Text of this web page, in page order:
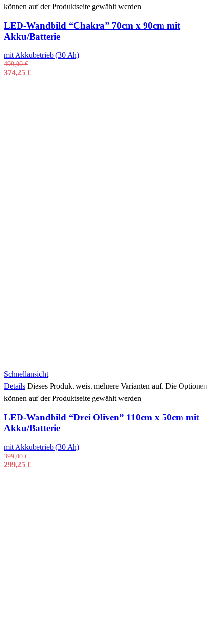
können auf der Produktseite gewählt werden
LED-Wandbild “Chakra” 70cm x 90cm mit
Akku/Batterie
mit Akkubetrieb (30 Ah)
499,00€
374,25 €
Schnellansicht
Details Dieses Produkt weist mehrere Varianten auf. Die Optionen
können auf der Produktseite gewählt werden
LED-Wandbild “Drei Oliven” 110cm x 50cm mit
Akku/Batterie
mit Akkubetrieb (30 Ah)
399,00€
299,25 €